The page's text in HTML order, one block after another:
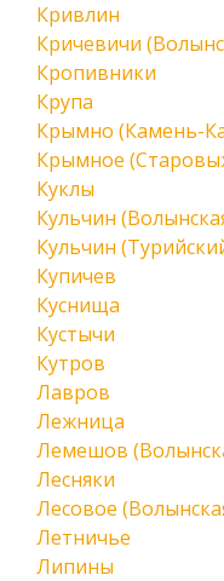
Кривлин
Кричевичи
Кропивники
Крупа
Крымно (Камень-
Крымное
Куклы
Кульчин
Кульчин
Купичев
Куснища
Кустычи
Кутров
Лавров
Лежница
Лемешов
Лесняки
Лесовое
Летничье
Липины